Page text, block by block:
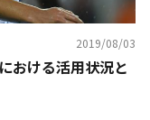
2019/08/03
おける活用状況と